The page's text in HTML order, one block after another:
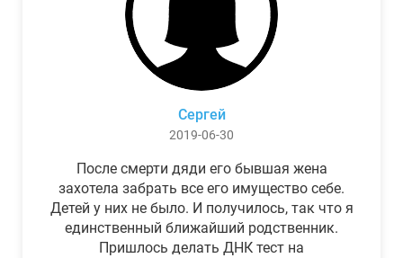
Сергей
2019-06-30
После смерти дяди его бывшая жена
захотела забрать все его имущество себе.
Детей у них не было. И получилось, так что я
единственный ближайший родственник.
Пришлось делать ДНК тест на